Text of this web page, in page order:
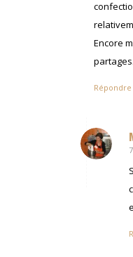
Encore
partages.
Répondre